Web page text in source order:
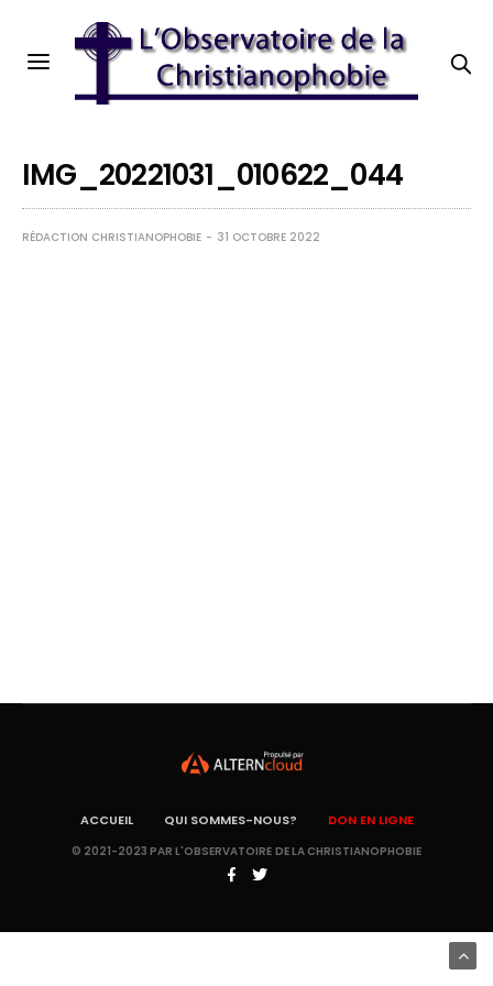
IMG_20221031_010622_044
RÉDACTION CHRISTIANOPHOBIE 31 OCTOBRE 2022
ACCUEIL QUI SOMMES-NOUS? DON EN LIGNE
© 2021-2023 PAR L'OBSERVATOIRE DE LA CHRISTIANOPHOBIE